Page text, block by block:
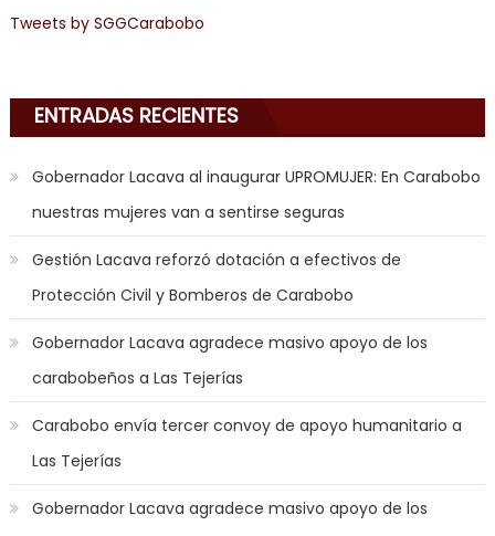
angel
about
joys
anal
sex,
i
am
the
mood
play
a
jerk
off
game
Tweets by SGGCarabobo
ENTRADAS RECIENTES
Gobernador Lacava al inaugurar UPROMUJER: En Carabobo
nuestras mujeres van a sentirse seguras
Gestión Lacava reforzó dotación a efectivos de
Protección Civil y Bomberos de Carabobo
Gobernador Lacava agradece masivo apoyo de los
carabobeños a Las Tejerías
Carabobo envía tercer convoy de apoyo humanitario a
Las Tejerías
Gobernador Lacava agradece masivo apoyo de los